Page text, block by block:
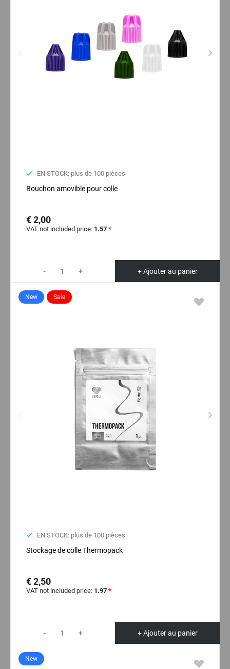
EN STOCK: plus de 100 pièces
Bouchon amovible pour colle
€ 2,00
VAT not included price: 1.57 *
- + + Ajouter au panier
New Sale
EN STOCK: plus de 100 pièces
Stockage de colle Thermopack
€ 2,50
VAT not included price: 1.97 *
- + + Ajouter au panier
New